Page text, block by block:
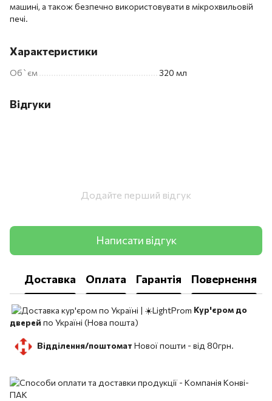
машині, а також безпечно використовувати в мікрохвильовій
печі.
Характеристики
Об`єм 320 мл
Відгуки
Додайте перший відгук
Написати відгук
Доставка Оплата Гарантія Повернення
Кур'єром до
дверей по Україні (Нова пошта)
Відділення/поштомат Нової пошти - від 80грн.